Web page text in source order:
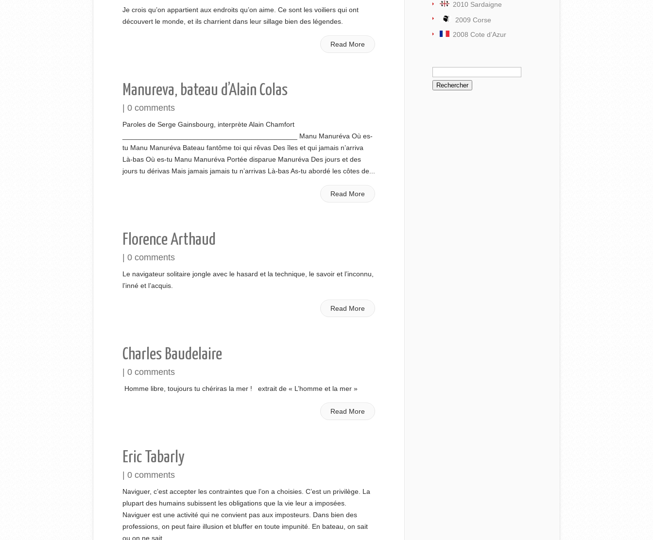
Je crois qu’on appartient aux endroits qu’on aime. Ce sont les voiliers qui ont
découvert le monde, et ils charrient dans leur sillage bien des légendes.
Read More
Manureva, bateau d’Alain Colas
0 comments
Paroles de Serge Gainsbourg, interprète Alain Chamfort
_____________________________________________ Manu Manuréva Où es-
tu Manu Manuréva Bateau fantôme toi qui rêvas Des îles et qui jamais n’arriva
Là-bas Où es-tu Manu Manuréva Portée disparue Manuréva Des jours et des
jours tu dérivas Mais jamais jamais tu n’arrivas Là-bas As-tu abordé les côtes de...
Read More
Florence Arthaud
0 comments
Le navigateur solitaire jongle avec le hasard et la technique, le savoir et l’inconnu,
l’inné et l’acquis.
Read More
Charles Baudelaire
0 comments
Homme libre, toujours tu chériras la mer ! extrait de « L’homme et la mer »
Read More
Eric Tabarly
0 comments
Naviguer, c’est accepter les contraintes que l’on a choisies. C’est un privilège. La
plupart des humains subissent les obligations que la vie leur a imposées.
Naviguer est une activité qui ne convient pas aux imposteurs. Dans bien des
professions, on peut faire illusion et bluffer en toute impunité. En bateau, on sait
ou on ne sait...
2010 Sardaigne
2009 Corse
2008 Cote d’Azur
Rechercher :